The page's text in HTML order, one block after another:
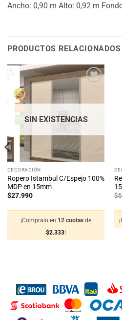
Ancho: 0,90 m Alto: 0,92 m
PRODUCTOS RELACIONADOS
lista
deseos
SIN EXISTENCIAS
DECORACIÓN
Ropero Istambul C/Espejo 100%
MDP en 15mm
$27.990
¡Compralo en 12 cuotas de
$2.333!
$